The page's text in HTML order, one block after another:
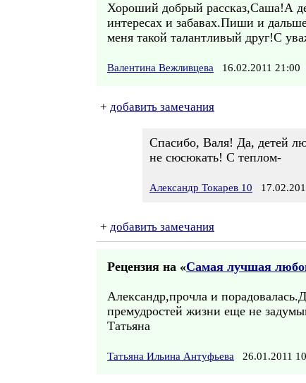
Хороший добрый рассказ,Саша!А
интересах и забавах.Пиши и
меня такой талантливый друг!С
Валентина Вежливцева 16.02.2011 21:00
+ добавить замечания
Спасибо, Валя! Да, детей
не сюсюкать! С теплом-
Александр Токарев 10
+ добавить замечания
Рецензия на «Самая лучшая
Александр,прочла и
премудростей жизни еще не
Татьяна
Татьяна Ильина Антуфьева 26.01.2011